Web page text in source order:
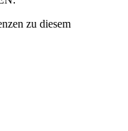
zu diesem